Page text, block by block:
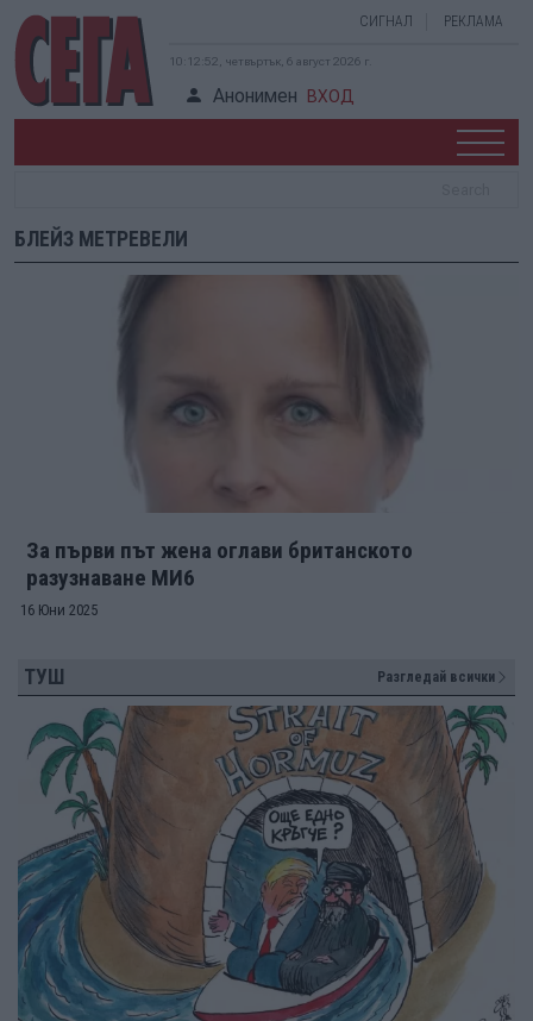
СИГНАЛ РЕКЛАМА
10:12:52, четвъртък, 6 август 2026 г.
Анонимен ВХОД
БЛЕЙЗ МЕТРЕВЕЛИ
За първи път жена оглави британското
разузнаване МИ6
16 Юни 2025
ТУШ Разгледай всички